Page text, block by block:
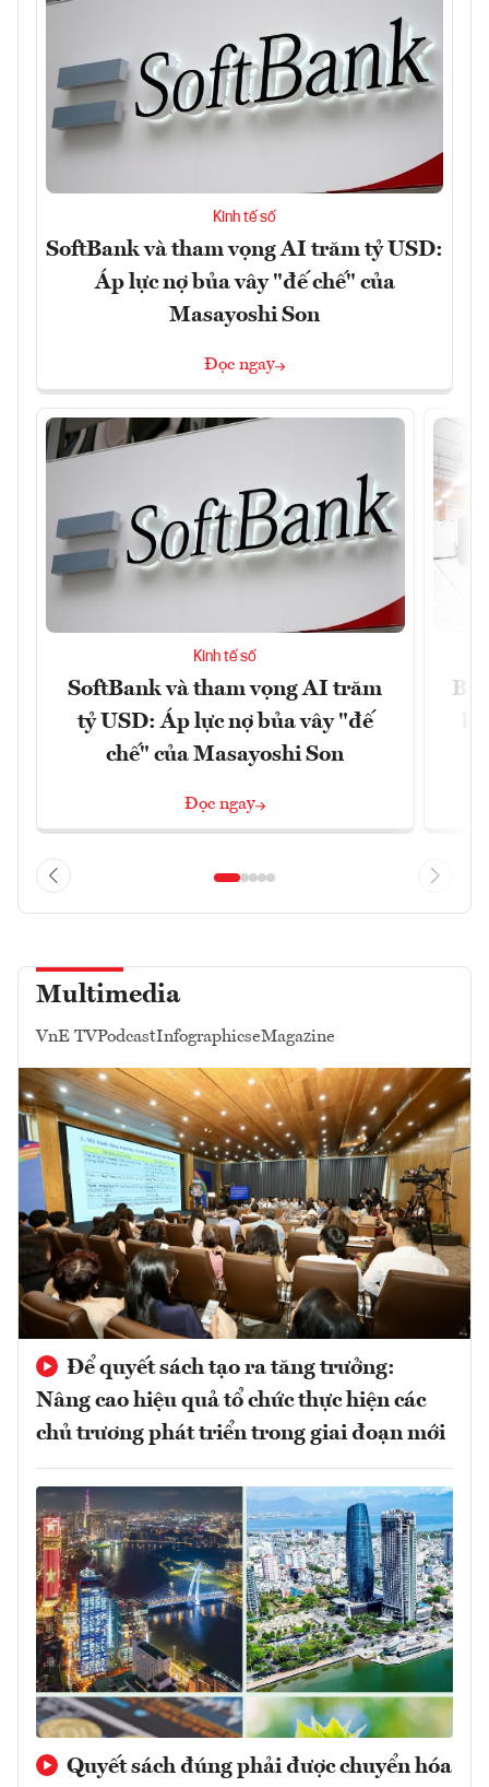
Kinh tế số
SoftBank và tham vọng AI trăm tỷ USD:
Áp lực nợ bủa vây "đế chế" của
Masayoshi Son
Đọc ngay
Kinh tế số
SoftBank và tham vọng AI trăm
tỷ USD: Áp lực nợ bủa vây "đế
chế" của Masayoshi Son
Đọc ngay
Multimedia
VnE TVPodcastInfographicseMagazine
Để quyết sách tạo ra tăng trưởng:
Nâng cao hiệu quả tổ chức thực hiện các
chủ trương phát triển trong giai đoạn mới
Quyết sách đúng phải được chuyển hóa